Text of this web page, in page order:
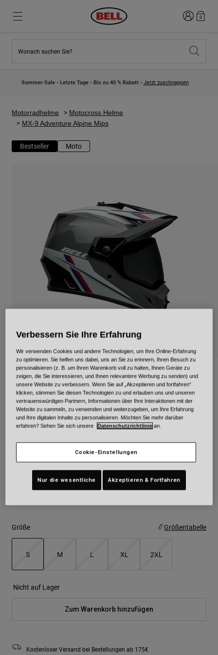
Neuzugänge
Kinder Motocrosshelme
Lifestyle
Motocross
Adventure
Retro
Ersatzteile
Alle Artikel anzeigen
Neuzugänge
Lifestyle
Entdecke Bike
Road & Gravel
Urban
BMX
Ersatzteile
Alle Artikel anzeigen
Anmelden
0
Wonach suchen Sie?
Sommer-Sale - Letzte Tage - Bis zu 40 % Rabatt - Jetzt zuschnappen
Motorradhelme
Motocross Helme
MX-9 Adventure Alpine Mips
Bestseller Moto
MX-9 Adventure Alpine Mips
Artikelnr.34030-A56-S
Price reduced from
279,99 €to195,99 € 30% OFF
Farben -Nardo Grey/Black
ausgewählt
Größe Größentabelle
S M L XL 2XL
Nicht auf Lager
Zum Warenkorb hinzufügen
Kostenloser Versand bei Bestellungen ab 175€
Verbessern Sie Ihre Erfahrung
Wir verwenden Cookies und andere Technologien, um Ihre Online-Erfahrung
zu optimieren. Sie helfen uns dabei, uns an Sie zu erinnern, Ihren Besuch zu
personalisieren (z. B. um Ihren Warenkorb voll zu halten, Ihnen Geräte zu
zeigen, die Sie interessieren, und Ihnen relevantere Werbung zu senden) und
unsere Website zu verbessern. Wenn Sie auf „Akzeptieren und fortfahren“
klicken, stimmen Sie diesen Technologien zu und erlauben uns und unseren
vertrauenswürdigen Partnern, Informationen über Ihre Interaktionen mit der
Website zu sammeln, zu verwenden und weiterzugeben, um Ihre Erfahrung
und Ihre digitalen Inhalte zu personalisieren. Möchten Sie mehr darüber
erfahren? Sehen Sie sich unsere
Datenschutzrichtlinie an.
Cookie-Einstellungen
Nur die wesentliche Akzeptieren & Fortfahren